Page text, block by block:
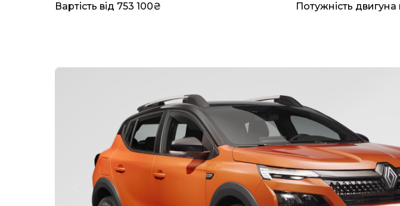
Вартість від 753 100₴ Потужність двигуна